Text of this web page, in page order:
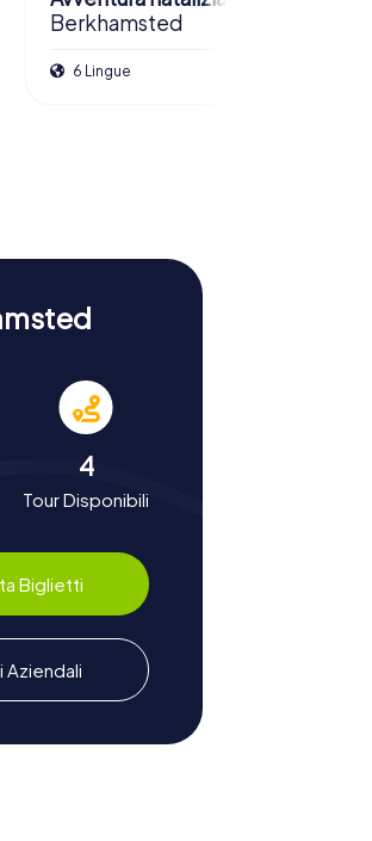
Berkhamsted
6 Lingue
4
Tour Disponibili
Biglietti
Aziendali